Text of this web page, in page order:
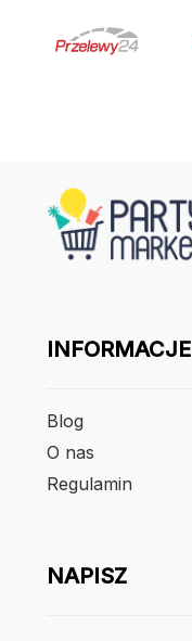
INFORMACJE
Blog
O nas
Regulamin
NAPISZ